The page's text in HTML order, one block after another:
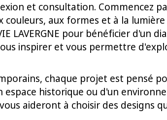
et consultation. Commencez
couleurs, aux formes et à la
LAVERGNE pour bénéficier d'un
inspirer et vous permettre
chaque projet est pensé
historique ou d'un
aideront à choisir des designs